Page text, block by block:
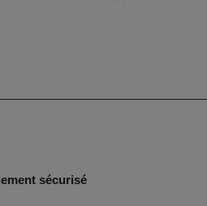
sécurisé